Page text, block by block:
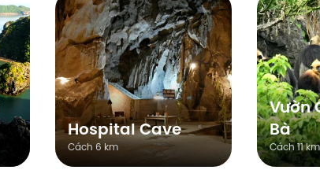
Hospital Cave
Cách 6 km
Vườn
Bà
Cách 11 km